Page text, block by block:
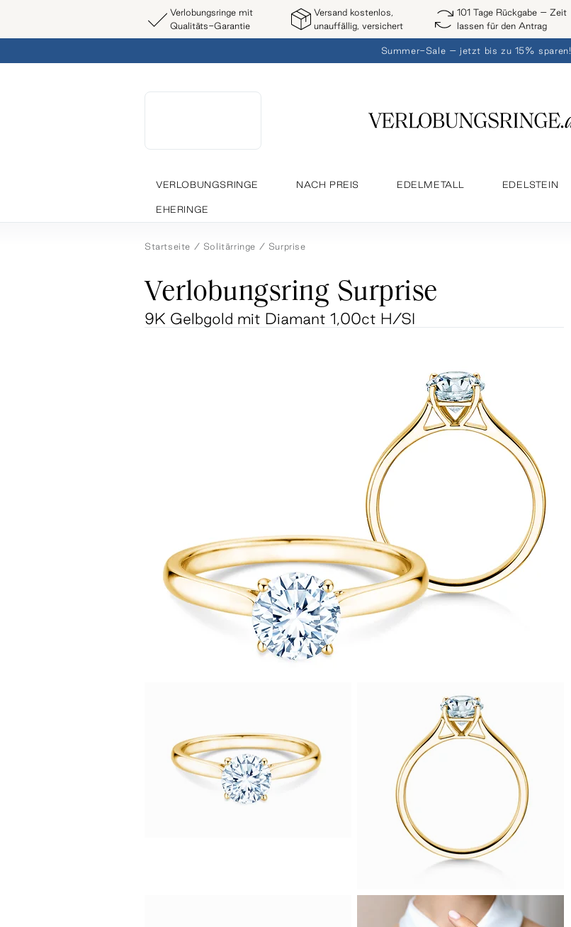
Verlobungsringe mit
Qualitäts-Garantie
Versand kostenlos,
unauffällig, versichert
101 Tage Rückgabe – Zeit
lassen für den Antrag
Summer-Sale – jetzt bis zu 15% sparen!
VERLOBUNGSRINGE NACH PREIS EDELMETALL EDELSTEIN
EHERINGE
Startseite Solitärringe Surprise
Verlobungsring Surprise
9K Gelbgold mit Diamant 1,00ct H/SI